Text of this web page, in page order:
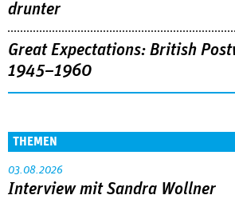
drunter
Great Expectations: British
1945–1960
THEMEN
03.08.2026
Interview mit Sandra Wollner